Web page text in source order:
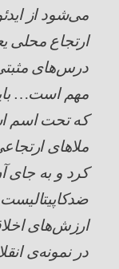
می‌شود از
ارتجاع محلی
درس‌های
مهم است…
که تحت اسم
ملاهای
کرد و به جای
ارزش‌های
در نمونه‌ی